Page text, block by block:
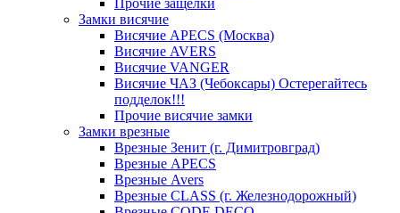
Прочие защелки
Замки висячие
Висячие APECS (Москва)
Висячие AVERS
Висячие VANGER
Висячие ЧАЗ (Чебоксары) Остерегайтесь
подделок!!!
Прочие висячие замки
Замки врезные
Врезные Зенит (г. Димитровград)
Врезные APECS
Врезные Avers
Врезные CLASS (г. Железнодорожный)